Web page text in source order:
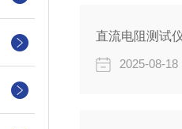
直流电阻测试
2025-08-18